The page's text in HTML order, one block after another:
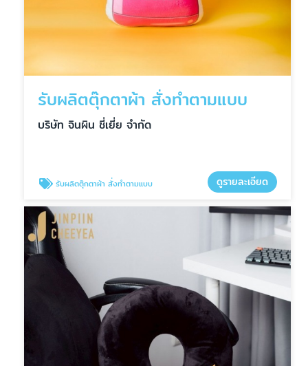
รับผลิตตุ๊กตาผ้า สั่งทำตามแบบ
บริษัท จินผิน ชี่เยี่ย จำกัด
รับผลิตตุ๊กตาผ้า สั่งทำตามแบบ ดูรายละเอียด